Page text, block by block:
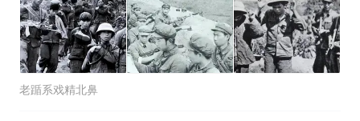
热 那个在床头放菜刀的女孩，
因老师一句“跟我回家”改写了
人生
老踲系戏精北鼻